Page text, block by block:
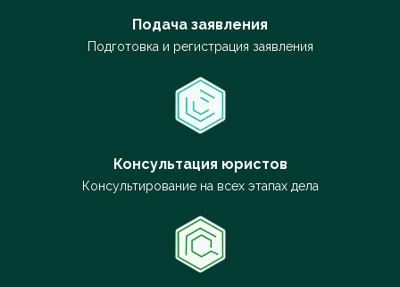
Подача заявления
Подготовка и регистрация заявления
Консультация юристов
Консультирование на всех этапах дела